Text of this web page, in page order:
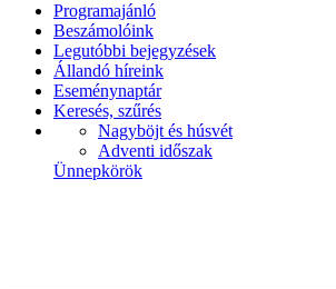
Programajánló
Beszámolóink
Legutóbbi bejegyzések
Állandó híreink
Eseménynaptár
Keresés, szűrés
Nagyböjt és húsvét
Adventi időszak
Ünnepkörök